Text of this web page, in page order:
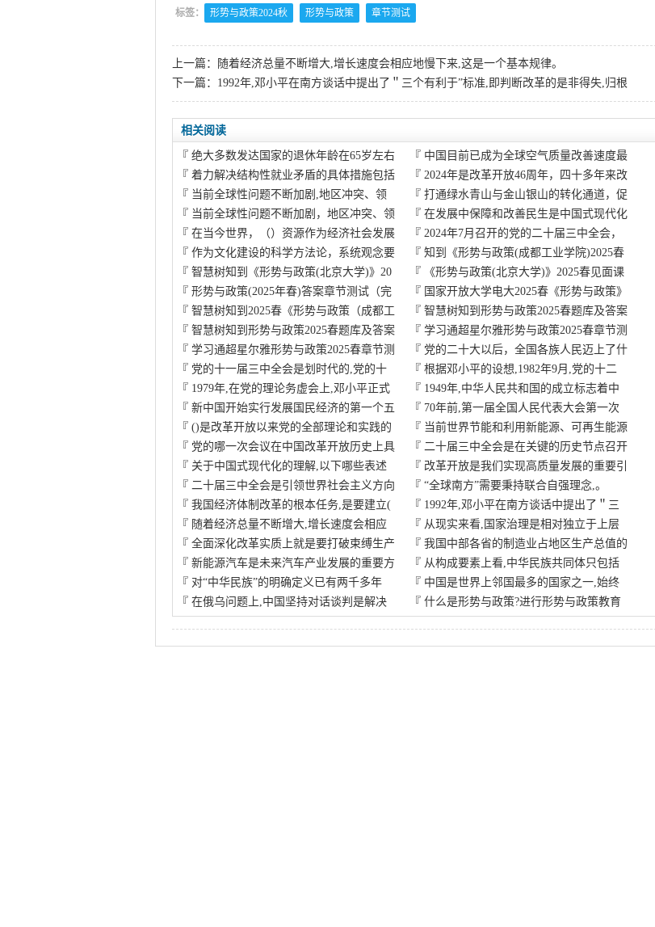
标签： 形势与政策2024秋 形势与政策 章节测试
上一篇：
随着经济总量不断增大,增长速度会相应地慢下来,这是一个基本规律。
下一篇： 1992年,邓小平在南方谈话中提出了＂三个有利于”标准,即判断改革的是非得失,归根
相关阅读
『 绝大多数发达国家的退休年龄在65岁左右 『 中国目前已成为全球空气质量改善速度最
『 着力解决结构性就业矛盾的具体措施包括 『2024年是改革开放46周年，四十多年来改
『 当前全球性问题不断加剧,地区冲突、领 『打通绿水青山与金山银山的转化通道，促
『 当前全球性问题不断加剧，地区冲突、领 『在发展中保障和改善民生是中国式现代化
『 在当今世界，（）资源作为经济社会发展 『2024年7月召开的党的二十届三中全会，
『 作为文化建设的科学方法论，系统观念要 『知到《形势与政策(成都工业学院)2025春
『 智慧树知到《形势与政策(北京大学)》20 『
《形势与政策(北京大学)》2025春见面课
『 形势与政策(2025年春)答案章节测试（完 『 国家开放大学电大2025春《形势与政策》
『 智慧树知到2025春《形势与政策（成都工 『智慧树知到形势与政策2025春题库及答案
『 智慧树知到形势与政策2025春题库及答案 『学习通超星尔雅形势与政策2025春章节测
『 学习通超星尔雅形势与政策2025春章节测 『 党的二十大以后，全国各族人民迈上了什
『 党的十一届三中全会是划时代的,党的十 『根据邓小平的设想,1982年9月,党的十二
『 1979年,在党的理论务虚会上,邓小平正式 『 1949年,中华人民共和国的成立标志着中
『 新中国开始实行发展国民经济的第一个五 『 70年前,第一届全国人民代表大会第一次
『 ()是改革开放以来党的全部理论和实践的 『 当前世界节能和利用新能源、可再生能源
『 党的哪一次会议在中国改革开放历史上具 『二十届三中全会是在关键的历史节点召开
『 关于中国式现代化的理解,以下哪些表述 『 改革开放是我们实现高质量发展的重要引
『 二十届三中全会是引领世界社会主义方向 『“全球南方”需要秉持联合自强理念,。
『 我国经济体制改革的根本任务,是要建立( 『 1992年,邓小平在南方谈话中提出了＂三
『 随着经济总量不断增大,增长速度会相应 『 从现实来看,国家治理是相对独立于上层
『 全面深化改革实质上就是要打破束缚生产 『我国中部各省的制造业占地区生产总值的
『 新能源汽车是未来汽车产业发展的重要方 『 从构成要素上看,中华民族共同体只包括
『 对“中华民族”的明确定义已有两千多年 『 中国是世界上邻国最多的国家之一,始终
『 在俄乌问题上,中国坚持对话谈判是解决 『什么是形势与政策?进行形势与政策教育